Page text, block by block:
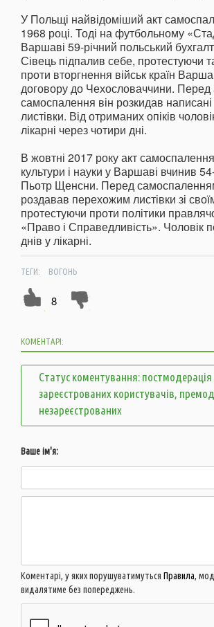
У Польщі найвідоміший акт
1968 році. Тоді на футбольному
Варшаві 59-річний польський
Сівець підпалив себе, протестуючи
проти вторгнення військ країн
договору до Чехословаччини. Перед
самоспалення він розкидав
листівки. Від отриманих опіків
лікарні через чотири дні.
В жовтні 2017 року акт
культури і науки у Варшаві вчинив
Пьотр Щенсни. Перед
роздавав перехожим листівки зі
протестуючи проти політики
«Право і Справедливість». Чоловік
днів у лікарні.
ТЕГИ: ВОГОНЬ
8
КОМЕНТАРІ:
Статус коментування:
зареєстрованих користувачів,
незареєстрованих
Ваше ім'я:
Коментарі, у яких порушуватимуться Правила,
видалятиме без попереджень.